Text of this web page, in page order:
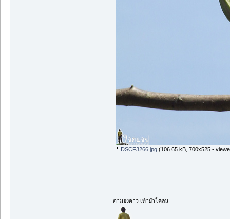
DSCF3266.jpg(106.65 kB, 700x525 -
ตามองดาว เท้าย่ำโคลน